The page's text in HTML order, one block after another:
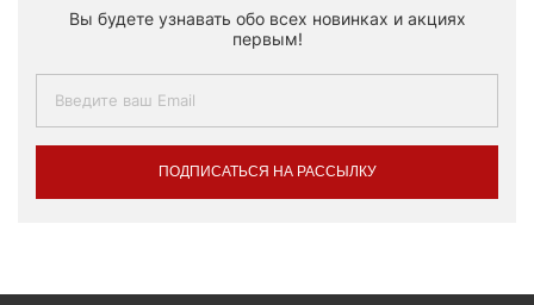
Вы будете узнавать обо всех новинках и акциях
первым!
ПОДПИСАТЬСЯ НА РАССЫЛКУ